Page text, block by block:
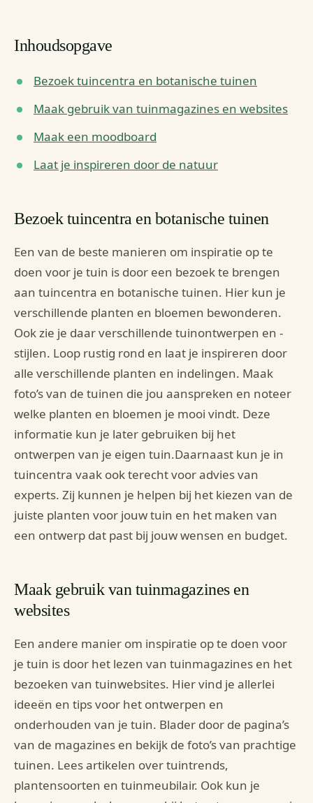
Inhoudsopgave
Bezoek tuincentra en botanische tuinen
Maak gebruik van tuinmagazines en websites
Maak een moodboard
Laat je inspireren door de natuur
Bezoek tuincentra en botanische tuinen
Een van de beste manieren om inspiratie op te
doen voor je tuin is door een bezoek te brengen
aan tuincentra en botanische tuinen. Hier kun je
verschillende planten en bloemen bewonderen.
Ook zie je daar verschillende tuinontwerpen en -
stijlen. Loop rustig rond en laat je inspireren door
alle verschillende planten en indelingen. Maak
foto’s van de tuinen die jou aanspreken en noteer
welke planten en bloemen je mooi vindt. Deze
informatie kun je later gebruiken bij het
ontwerpen van je eigen tuin.Daarnaast kun je in
tuincentra vaak ook terecht voor advies van
experts. Zij kunnen je helpen bij het kiezen van de
juiste planten voor jouw tuin en het maken van
een ontwerp dat past bij jouw wensen en budget.
Maak gebruik van tuinmagazines en
websites
Een andere manier om inspiratie op te doen voor
je tuin is door het lezen van tuinmagazines en het
bezoeken van tuinwebsites. Hier vind je allerlei
ideeën en tips voor het ontwerpen en
onderhouden van je tuin. Blader door de pagina’s
van de magazines en bekijk de foto’s van prachtige
tuinen. Lees artikelen over tuintrends,
plantensoorten en tuinmeubilair. Ook kun je